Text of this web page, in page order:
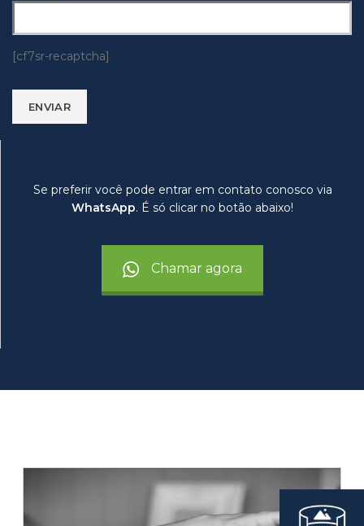
[cf7sr-recaptcha]
Se preferir você pode entrar em contato conosco via
WhatsApp. É só clicar no botão abaixo!
Chamar agora